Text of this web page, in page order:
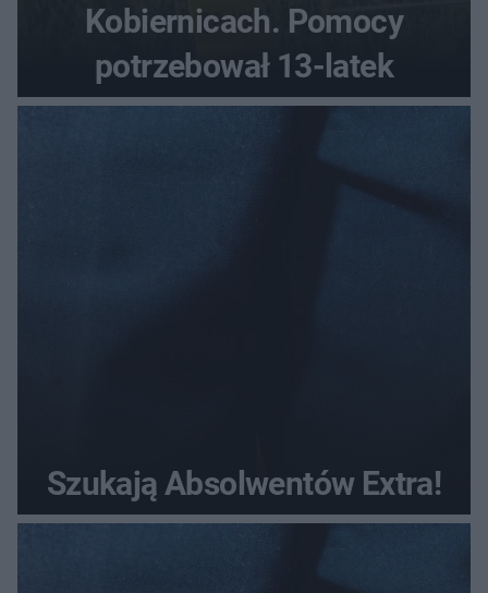
Kobiernicach. Pomocy
potrzebował 13-latek
Szukają Absolwentów Extra!